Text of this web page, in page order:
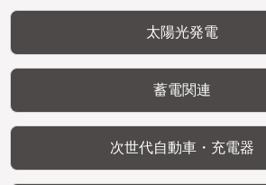
太陽光発電
蓄電関連
次世代自動車・充電器